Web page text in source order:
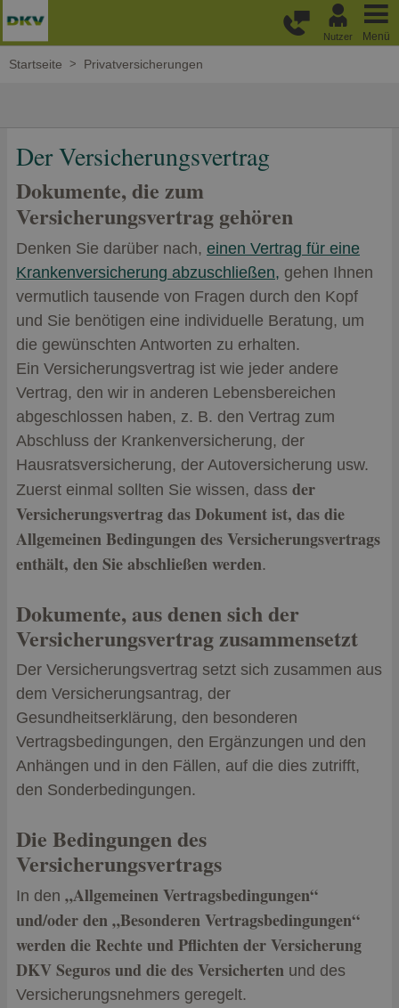
Nutzer Menü
Startseite Privatversicherungen
Der Versicherungsvertrag
Dokumente, die zum
Versicherungsvertrag gehören
Denken Sie darüber nach, einen Vertrag für eine
Krankenversicherung abzuschließen, gehen Ihnen
vermutlich tausende von Fragen durch den Kopf
und Sie benötigen eine individuelle Beratung, um
die gewünschten Antworten zu erhalten.
Ein Versicherungsvertrag ist wie jeder andere
Vertrag, den wir in anderen Lebensbereichen
abgeschlossen haben, z. B. den Vertrag zum
Abschluss der Krankenversicherung, der
Hausratsversicherung, der Autoversicherung usw.
Zuerst einmal sollten Sie wissen, dass der
Versicherungsvertrag das Dokument ist, das die
Allgemeinen Bedingungen des Versicherungsvertrags
enthält, den Sie abschließen werden.
Dokumente, aus denen sich der
Versicherungsvertrag zusammensetzt
Der Versicherungsvertrag setzt sich zusammen aus
dem Versicherungsantrag, der
Gesundheitserklärung, den besonderen
Vertragsbedingungen, den Ergänzungen und den
Anhängen und in den Fällen, auf die dies zutrifft,
den Sonderbedingungen.
Die Bedingungen des
Versicherungsvertrags
In den „Allgemeinen Vertragsbedingungen“
und/oder den „Besonderen Vertragsbedingungen“
werden die Rechte und Pflichten der Versicherung
DKV Seguros und die des Versicherten und des
Versicherungsnehmers geregelt.